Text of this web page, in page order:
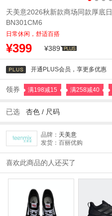
天美意2026秋新款商场同款厚底
BN301CM6
日常休闲，舒适百搭
¥399 ¥389
开通PLUS会员，享更多优惠
领券 满198减15 满258减40
已选 杏色 / 尺码
品牌： 天美意
发货：百丽优购
喜欢此商品的人还买了